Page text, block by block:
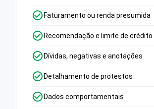
Faturamento ou renda presumida
Recomendação e limite de crédito
Dívidas, negativas e anotações
Detalhamento de protestos
Dados comportamentais